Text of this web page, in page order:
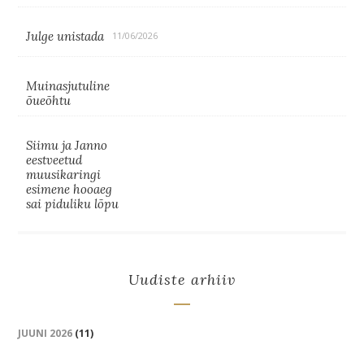
Julge unistada 11/06/2026
Muinasjutuline
õueõhtu
Siimu ja Janno
eestveetud
muusikaringi
esimene hooaeg
sai piduliku lõpu
Uudiste arhiiv
JUUNI 2026 (11)